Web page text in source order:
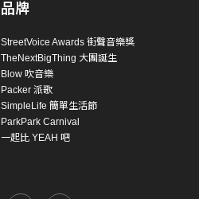
品牌
StreetVoice Awards 街聲音樂獎
TheNextBigThing 大團誕生
Blow 吹音樂
Packer 派歌
SimpleLife 簡單生活節
ParkPark Carnival
一起比 YEAH 吧